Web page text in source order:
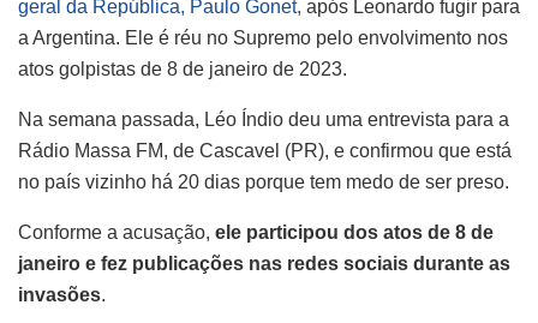
geral da República, Paulo Gonet, após Leonardo fugir para
a Argentina. Ele é réu no Supremo pelo envolvimento nos
atos golpistas de 8 de janeiro de 2023.
Na semana passada, Léo Índio deu uma entrevista para a
Rádio Massa FM, de Cascavel (PR), e confirmou que está
no país vizinho há 20 dias porque tem medo de ser preso.
Conforme a acusação, ele participou dos atos de 8 de
janeiro e fez publicações nas redes sociais durante as
invasões.